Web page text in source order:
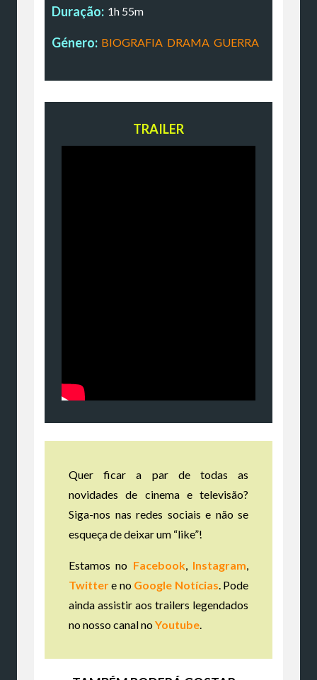
Duração: 1h 55m
Género: BIOGRAFIA DRAMA GUERRA
TRAILER
Quer ficar a par de todas as
novidades de cinema e televisão?
Siga-nos nas redes sociais e não se
esqueça de deixar um “like”!
Estamos no Facebook, Instagram
Twittere no Google Notícias . Pode
ainda assistir aos trailers legendados
no nosso canal noYoutube